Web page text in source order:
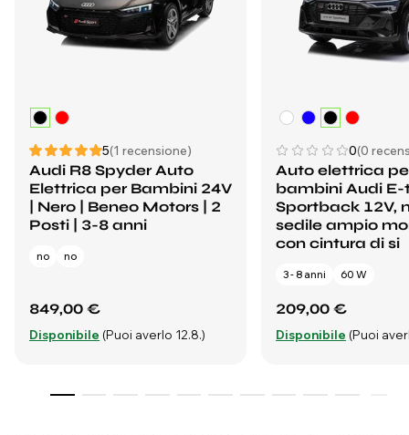
5(1 recensione)
Audi R8 Spyder Auto
Elettrica per Bambini 24V
| Nero | Beneo Motors | 2
Posti | 3-8 anni
no no
849,00 €
Disponibile (Puoi averlo 12.8.)
0(0
Auto elettrica
bambini Audi E-
Sportback 12V,
sedile ampio
con cintura di si
3 - 8 anni 60 W
209,00 €
Disponibile (Puoi